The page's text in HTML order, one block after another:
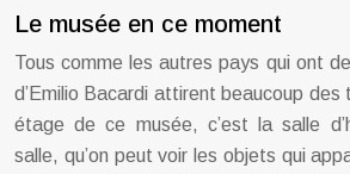
Le musée en ce moment
Tous comme les autres pays qui ont
d’Emilio Bacardi attirent beaucoup des
étage de ce musée, c’est la salle
salle, qu’on peut voir les objets qui